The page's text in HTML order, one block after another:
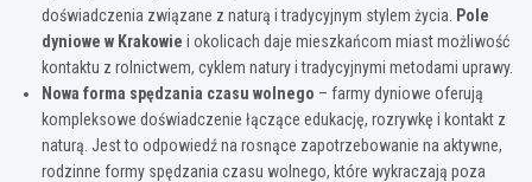
doświadczenia związane z naturą i tradycyjnym stylem życia.
Pole
dyniowe w Krakowie i okolicach daje mieszkańcom miast możliwość
kontaktu z rolnictwem, cyklem natury i tradycyjnymi metodami uprawy.
Nowa forma spędzania czasu wolnego – farmy dyniowe oferują
kompleksowe doświadczenie łączące edukację, rozrywkę i kontakt z
naturą. Jest to odpowiedź na rosnące zapotrzebowanie na aktywne,
rodzinne formy spędzania czasu wolnego, które wykraczają poza